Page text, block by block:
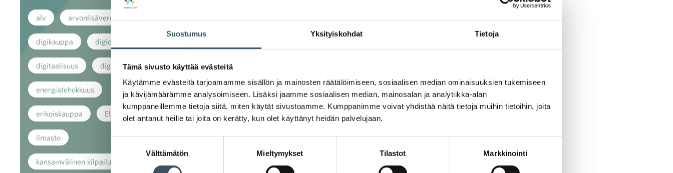
Suostumus Yksityiskohdat Tietoja
Tämä sivusto käyttää evästeitä
Käytämme evästeitä tarjoamamme sisällön ja mainosten räätälöimiseen, sosiaalisen median ominaisuuksien tukemiseen
ja kävijämäärämme analysoimiseen. Lisäksi jaamme sosiaalisen median, mainosalan ja analytiikka-alan
kumppaneillemme tietoja siitä, miten käytät sivustoamme. Kumppanimme voivat yhdistää näitä tietoja muihin tietoihin, joita
olet antanut heille tai joita on kerätty, kun olet käyttänyt heidän palvelujaan.
valinta
Välttämätön Mieltymykset Tilastot Markkinointi
alv arvonlisävero
digikauppa digiostaminen
digitaalisuus digitalisaatio
energiatehokkuus
erikoiskauppa EU
ilmasto
kansainvälinen kilpailu